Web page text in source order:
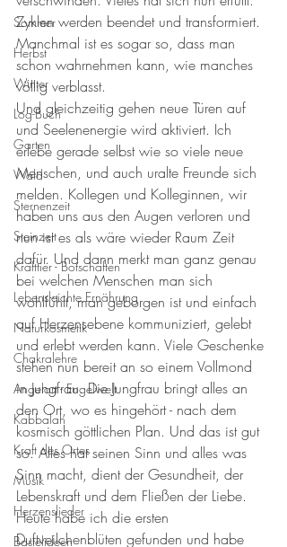
Sommer
Herbst
Winter
Log-Buch
Garten
Wald
Sternenzeit
Steinzeit
Krafttier - Botschaften
Lebensleichte Ernährung
Naturkosmetik
Chakralehre
Angelart - Engelwelt
Kabbalah
Kraft des Ortes
Musik
Herzenslieder
Bastelideen
Zyklen werden beendet und transformiert.
Manchmal ist es sogar so, dass man
schon wahrnehmen kann, wie manches
völlig verblasst.
Und gleichzeitig gehen neue Türen auf
und Seelenenergie wird aktiviert. Ich
erlebe gerade selbst wie so viele neue
Menschen, und auch uralte Freunde sich
melden. Kollegen und Kolleginnen, wir
haben uns aus den Augen verloren und
nun ist es als wäre wieder Raum Zeit
dafür. Und dann merkt man ganz genau
bei welchen Menschen man sich
wohlfühlt, man geborgen ist und einfach
auf Herzensebene kommuniziert, gelebt
und erlebt werden kann. Viele Geschenke
stehen nun bereit an so einem Vollmond
in Jungfrau. Die Jungfrau bringt alles an
den Ort, wo es hingehört - nach dem
kosmisch göttlichen Plan. Und das ist gut
so. Alles hat seinen Sinn und alles was
Sinn macht, dient der Gesundheit, der
Lebenskraft und dem Fließen der Liebe.
Heute habe ich die ersten
Duftveilchenblüten gefunden und habe